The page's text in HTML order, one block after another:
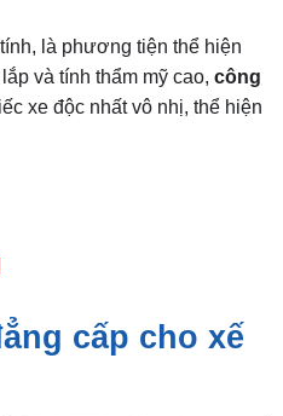
là phương tiện thể hiện
và tính thẩm mỹ cao, công
xe độc nhất vô nhị, thể hiện
cấp cho xế